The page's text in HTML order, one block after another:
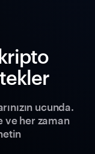
ucunda.
ve her zaman